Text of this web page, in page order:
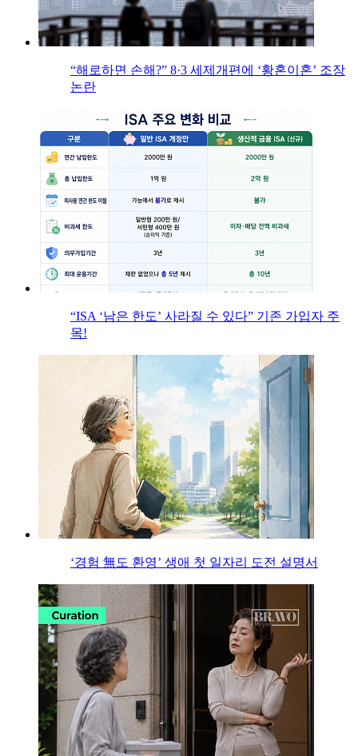
“해로하면 손해?” 8·3 세제개편에 ‘황혼이혼’ 조장
논란
“ISA ‘남은 한도’ 사라질 수 있다” 기존 가입자 주
목!
‘경험 無도 환영’ 생애 첫 일자리 도전 설명서